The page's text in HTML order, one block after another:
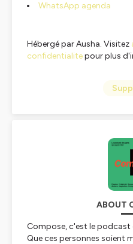
WhatsApp agenda
Hébergé par Ausha. Visitez
confidentialitepour plus
ABOUT
Compose, c'est le podcast
Que ces personnes soient